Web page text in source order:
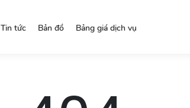
Tin tức Bản đồ Bảng giá dịch vụ